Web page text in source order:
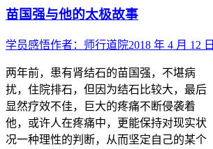
苗国强与他的太极故事
学员感悟作者： 师行道院2018 年 4 月 12 日
两年前，患有肾结石的苗国强，不堪病
扰，住院排石，但因为结石比较大，最后
显然疗效不佳，巨大的疼痛不断侵袭着
他，或许人在疼痛中，更能保持对现实状
况一种理性的判断，从而坚定自己的某个